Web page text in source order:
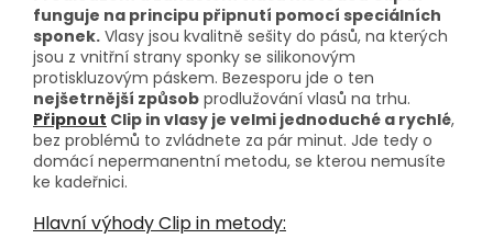
funguje na principu připnutí pomocí speciálních
sponek. Vlasy jsou kvalitně sešity do pásů, na kterých
jsou z vnitřní strany sponky se silikonovým
protiskluzovým páskem. Bezesporu jde o ten
nejšetrnější způsob prodlužování vlasů na trhu.
Připnout Clip in vlasy je velmi jednoduché a rychlé,
bez problémů to zvládnete za pár minut. Jde tedy o
domácí nepermanentní metodu, se kterou nemusíte
ke kadeřnici.
Hlavní výhody Clip in metody: